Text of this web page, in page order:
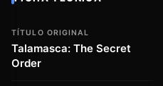
TÍTULO ORIGINAL
Talamasca: The Secret
Order